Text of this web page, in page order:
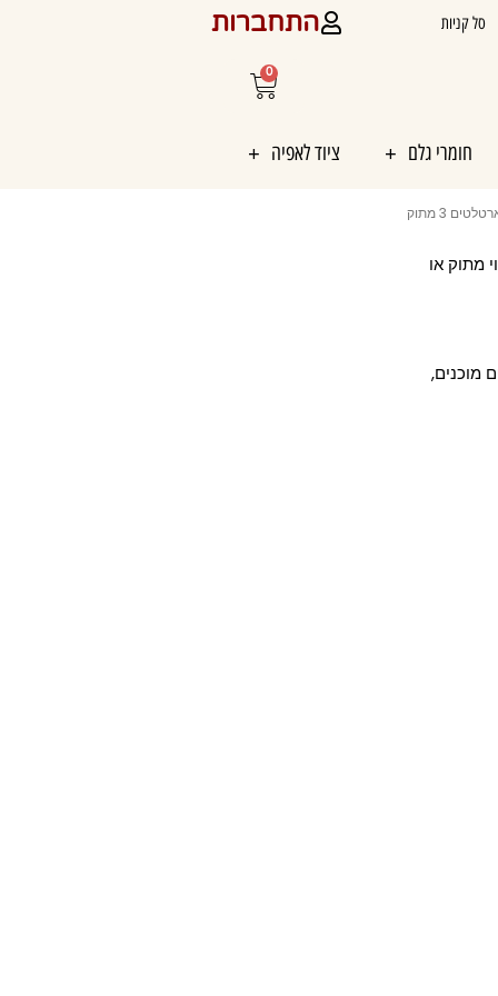
סל קניות התחברות
0
עגלת
קניות
חומרי גלם ציוד לאפיה
3 מתוק
מתוק או
מוכנים,